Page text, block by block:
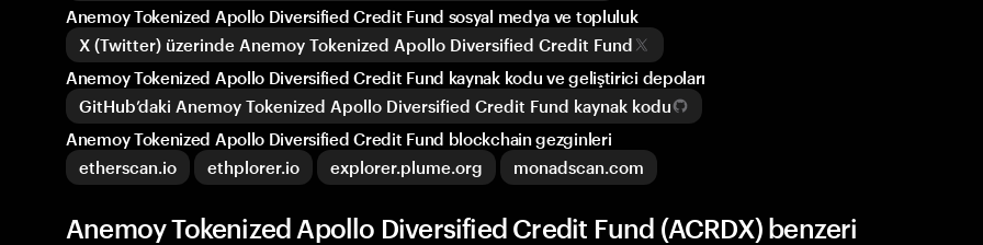
Anemoy Tokenized Apollo Diversified Credit Fund sosyal medya ve topluluk
X (Twitter) üzerinde Anemoy Tokenized Apollo Diversified Credit Fund
Anemoy Tokenized Apollo Diversified Credit Fund kaynak kodu ve geliştirici depoları
GitHub’daki Anemoy Tokenized Apollo Diversified Credit Fund kaynak kodu
Anemoy Tokenized Apollo Diversified Credit Fund blockchain gezginleri
etherscan.io
ethplorer.io explorer.plume.org monadscan.com
Anemoy Tokenized Apollo Diversified Credit Fund (ACRDX) benzeri